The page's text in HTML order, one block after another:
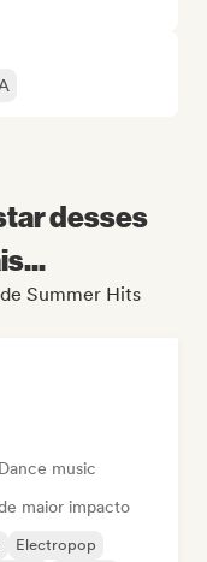
desses
Summer Hits
Dance music
maior impacto
Electropop